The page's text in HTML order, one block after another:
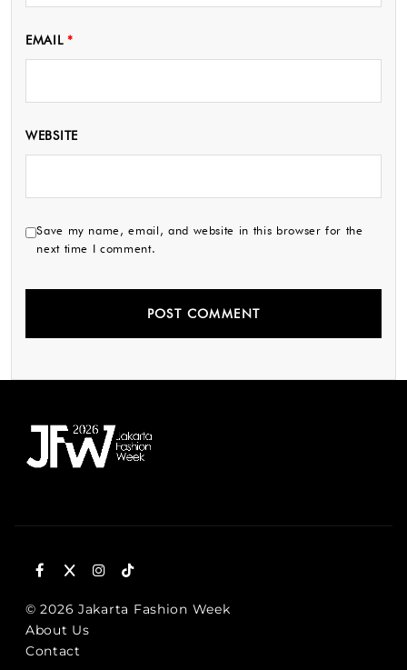
EMAIL*
WEBSITE
Save my name, email, and website in this browser for the
next time I comment.
© 2026 Jakarta Fashion Week
About Us
Contact